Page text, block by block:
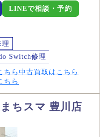
LINEで相談・予約
理
Switch修理
ちら 中古買取はこちら
ちら
ちスマ 豊川店